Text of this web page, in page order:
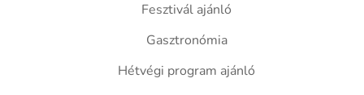
Fesztivál ajánló
Gasztronómia
Hétvégi program ajánló